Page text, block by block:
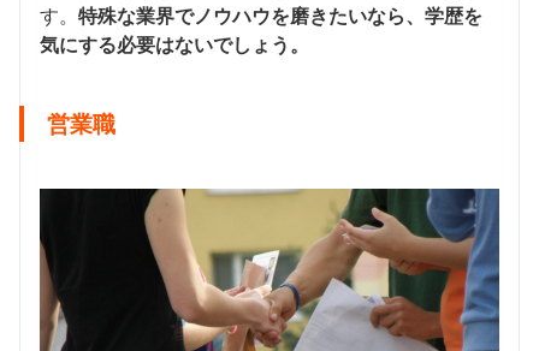
す。 特殊な業界でノウハウを磨きたいなら、学歴を
気にする必要はないでしょう。
営業職